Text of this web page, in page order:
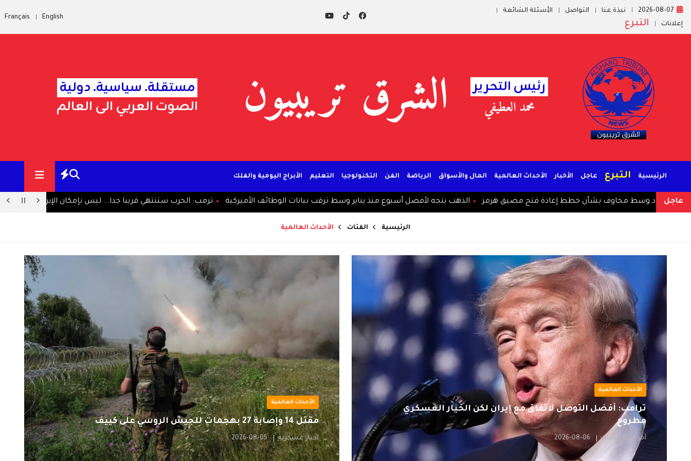
نبذة عنا التواصل
الأسئلة الشائعة
إعلانات
التبرع
English
Français
رئيس التحرير
محمد العطيفي الشرق تريبيون
مستقلة. سياسية. دولية
الصوت العربي الى العالم
الرئيسية التبرع عاجل الأخبار الأحداث العالمية المال والأسواق الرياضة الفن التكنولوجيا التعليم الأبراج اليومية والفلك
عاجل
وسط مخاوف بشأن خطط إعادة فتح مضيق هرمز الذهب يتجه لأفضل أسبوع منذ يناير وسط ترقب بيانات الوظائف الأميركية ترمب: الحرب ستنتهي قريبا جدا... ليس بإمكان الإيرانيين الصمود طويلا
الرئيسية الفئات الأحداث العالمية
الأحداث العالمية
ترامب: أفضّل التوصل لاتفاق مع إيران لكن الخيار العسكري
مطروح
آخر المستجدات 2026-08-06
الأحداث العالمية
مقتل ⁠14 وإصابة ‌27 بهجمات للجيش الروسي على كييف
اخبار عسكرية 2026-08-05